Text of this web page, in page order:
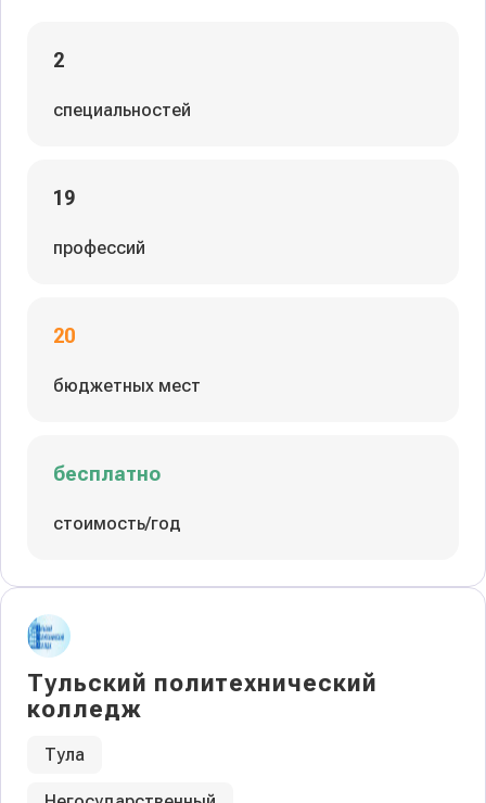
2
специальностей
19
профессий
20
бюджетных мест
бесплатно
стоимость/год
Тульский политехнический
колледж
Тула